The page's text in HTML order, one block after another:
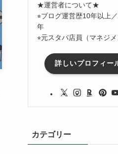
★運営者について★
⭐︎ブログ運営歴10年以上
年
⭐︎元スタバ店員（マネジメ
詳しいプロフィー
カテゴリー